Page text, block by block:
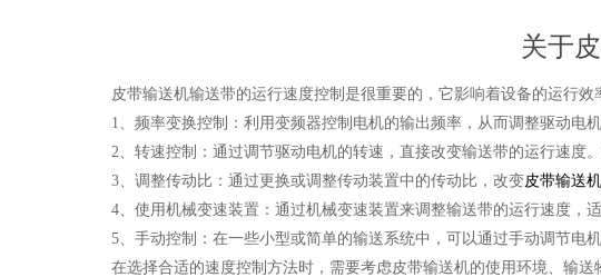
关于
皮带输送机输送带的运行速度控制是很重要的，它影响着设备的运行效
1、频率变换控制：利用变频器控制电机的输出频率，从而调整驱动电机
2、转速控制：通过调节驱动电机的转速，直接改变输送带的运行速度。
3、调整传动比：通过更换或调整传动装置中的传动比，改变皮带输送机
4、使用机械变速装置：通过机械变速装置来调整输送带的运行速度，适
5、手动控制：在一些小型或简单的输送系统中，可以通过手动调节电机
在选择合适的速度控制方法时，需要考虑皮带输送机的使用环境、输送